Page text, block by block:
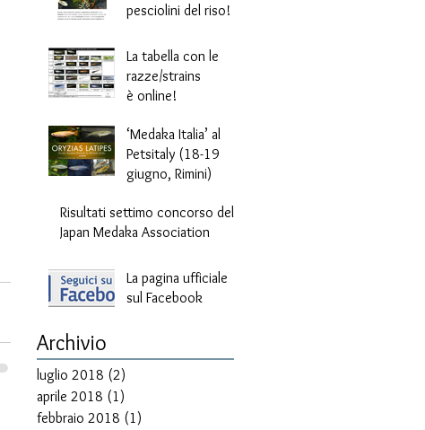
pesciolini del riso!
La tabella con le
razze/strains
è online!
‘Medaka Italia’ al
Petsitaly (18-19
giugno, Rimini)
Risultati settimo concorso della
Japan Medaka Association
La pagina ufficiale
sul Facebook
Archivio
luglio 2018 (2)
aprile 2018 (1)
febbraio 2018 (1)